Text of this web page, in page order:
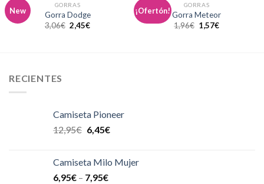
New
GORRAS
Gorra Dodge
3,06€ 2,45€
¡Ofertón!
GORRAS
Gorra Meteor
1,96€ 1,57€
RECIENTES
Camiseta Pioneer
12,95€ 6,45€
Camiseta Milo Mujer
6,95€ – 7,95€